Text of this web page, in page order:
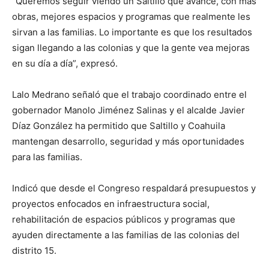
obras, mejores espacios y programas que realmente les
sirvan a las familias. Lo importante es que los resultados
sigan llegando a las colonias y que la gente vea mejoras
en su día a día”, expresó.
Lalo Medrano señaló que el trabajo coordinado entre el
gobernador Manolo Jiménez Salinas y el alcalde Javier
Díaz González ha permitido que Saltillo y Coahuila
mantengan desarrollo, seguridad y más oportunidades
para las familias.
Indicó que desde el Congreso respaldará presupuestos y
proyectos enfocados en infraestructura social,
rehabilitación de espacios públicos y programas que
ayuden directamente a las familias de las colonias del
distrito 15.